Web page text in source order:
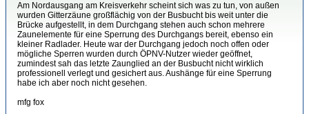
Am Nordausgang am Kreisverkehr scheint sich was zu tun, von außen
wurden Gitterzäune großflächig von der Busbucht bis weit unter die
Brücke aufgestellt, in dem Durchgang stehen auch schon mehrere
Zaunelemente für eine Sperrung des Durchgangs bereit, ebenso ein
kleiner Radlader. Heute war der Durchgang jedoch noch offen oder
mögliche Sperren wurden durch ÖPNV-Nutzer wieder geöffnet,
zumindest sah das letzte Zaunglied an der Busbucht nicht wirklich
professionell verlegt und gesichert aus. Aushänge für eine Sperrung
habe ich aber noch nicht gesehen.
mfg fox